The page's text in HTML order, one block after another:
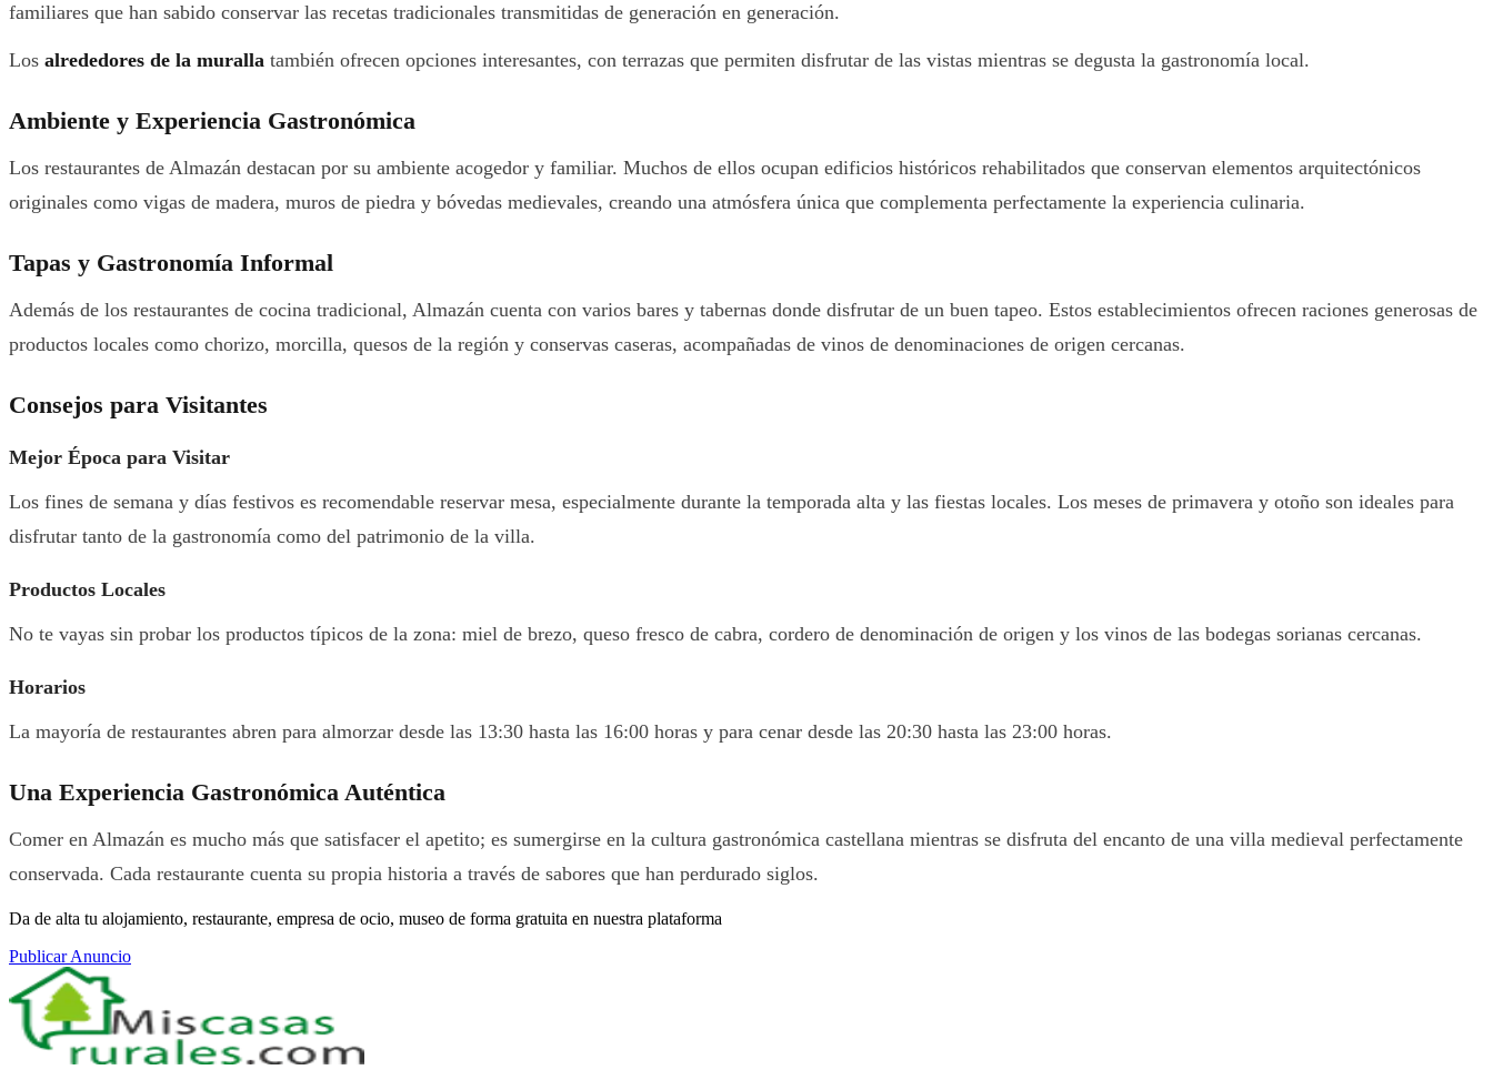
familiares que han sabido conservar las recetas tradicionales transmitidas de generación en generación.
Los alrededores de la muralla también ofrecen opciones interesantes, con terrazas que permiten disfrutar de las vistas mientras se degusta la gastronomía local.
Ambiente y Experiencia Gastronómica
Los restaurantes de Almazán destacan por su ambiente acogedor y familiar. Muchos de ellos ocupan edificios históricos rehabilitados que conservan elementos arquitectónicos
originales como vigas de madera, muros de piedra y bóvedas medievales, creando una atmósfera única que complementa perfectamente la experiencia culinaria.
Tapas y Gastronomía Informal
Además de los restaurantes de cocina tradicional, Almazán cuenta con varios bares y tabernas donde disfrutar de un buen tapeo. Estos establecimientos ofrecen raciones generosas de
productos locales como chorizo, morcilla, quesos de la región y conservas caseras, acompañadas de vinos de denominaciones de origen cercanas.
Consejos para Visitantes
Mejor Época para Visitar
Los fines de semana y días festivos es recomendable reservar mesa, especialmente durante la temporada alta y las fiestas locales. Los meses de primavera y otoño son ideales para
disfrutar tanto de la gastronomía como del patrimonio de la villa.
Productos Locales
No te vayas sin probar los productos típicos de la zona: miel de brezo, queso fresco de cabra, cordero de denominación de origen y los vinos de las bodegas sorianas cercanas.
Horarios
La mayoría de restaurantes abren para almorzar desde las 13:30 hasta las 16:00 horas y para cenar desde las 20:30 hasta las 23:00 horas.
Una Experiencia Gastronómica Auténtica
Comer en Almazán es mucho más que satisfacer el apetito; es sumergirse en la cultura gastronómica castellana mientras se disfruta del encanto de una villa medieval perfectamente
conservada. Cada restaurante cuenta su propia historia a través de sabores que han perdurado siglos.
Da de alta tu alojamiento, restaurante, empresa de ocio, museo de forma gratuita en nuestra plataforma
Publicar Anuncio